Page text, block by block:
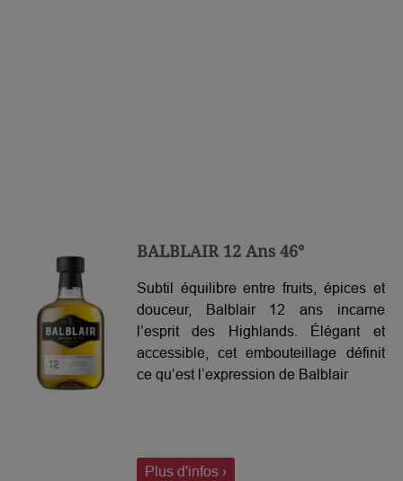
BALBLAIR 12 Ans 46°
Subtil équilibre entre fruits, épices et
douceur, Balblair 12 ans incarne
l’esprit des Highlands. Élégant et
accessible, cet embouteillage définit
ce qu’est l’expression de Balblair
Plus d'infos ›